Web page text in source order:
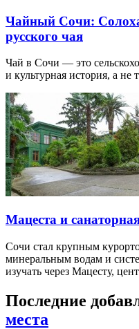
Чайный Сочи:
русского чая
Чай в Сочи — это
и культурная история, а не
Мацеста и
Сочи стал крупным
минеральным водам и
изучать через Мацесту,
Последние
места